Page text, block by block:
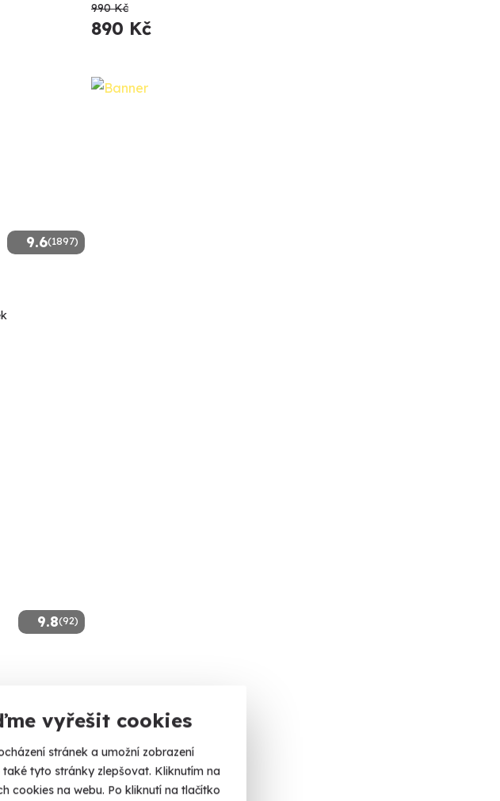
vyřešit cookies
stránek a umožní zobrazení
tyto stránky zlepšovat. Kliknutím na
cookies na webu. Po kliknutí na tlačítko
990 Kč
890 Kč
9.6(1897)
9.8(92)